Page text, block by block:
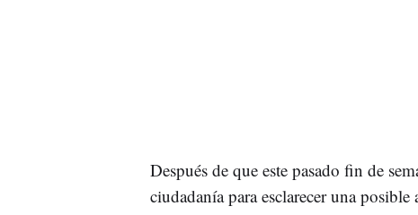
Después de que este pasado fin de
ciudadanía para esclarecer una